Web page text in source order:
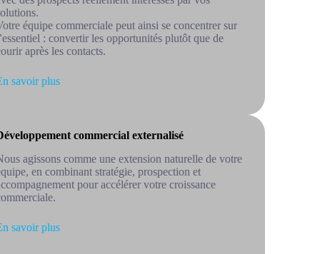
équipe commerciale peut ainsi se concentrer sur
: convertir les opportunités plutôt que de
après les contacts.
savoir plus
commercial externalisé
agissons comme une extension naturelle de votre
en combinant stratégie, prospection et
pour accélérer votre croissance
savoir plus